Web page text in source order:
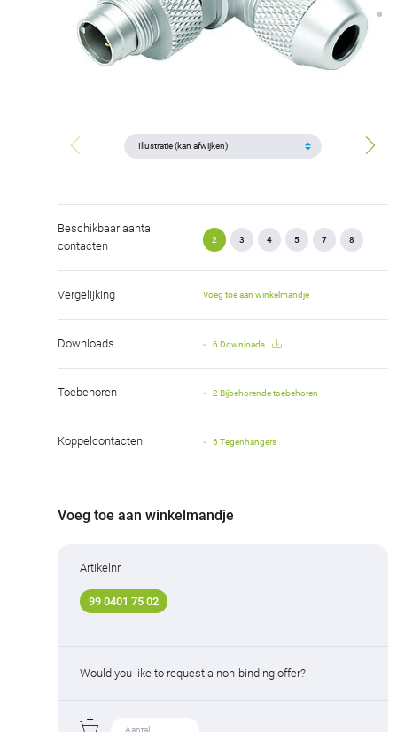
Beschikbaar aantal
contacten
2 3 4 5 7 8
Vergelijking Voeg toe aan winkelmandje
Downloads 6 Downloads
Toebehoren 2 Bijbehorende toebehoren
Koppelcontacten 6 Tegenhangers
Voeg toe aan winkelmandje
Artikelnr.
99 0401 75 02
Would you like to request a non-binding offer?